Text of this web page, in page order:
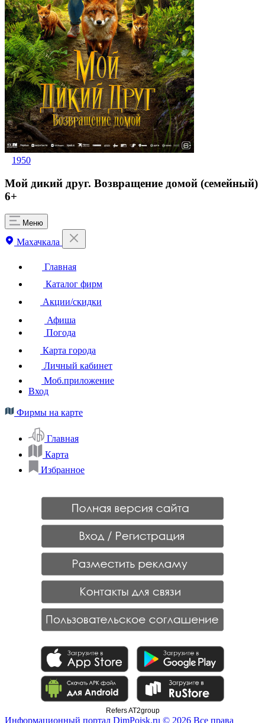
1950
Мой дикий друг. Возвращение домой (семейный)
6+
Меню
Махачкала
Главная
Каталог фирм
Акции/скидки
Афиша
Погода
Карта города
Личный кабинет
Моб.приложение
Вход
Фирмы на карте
Главная
Карта
Избранное
Refers AT2group
Информационный портал DimPoisk.ru © 2026 Все права